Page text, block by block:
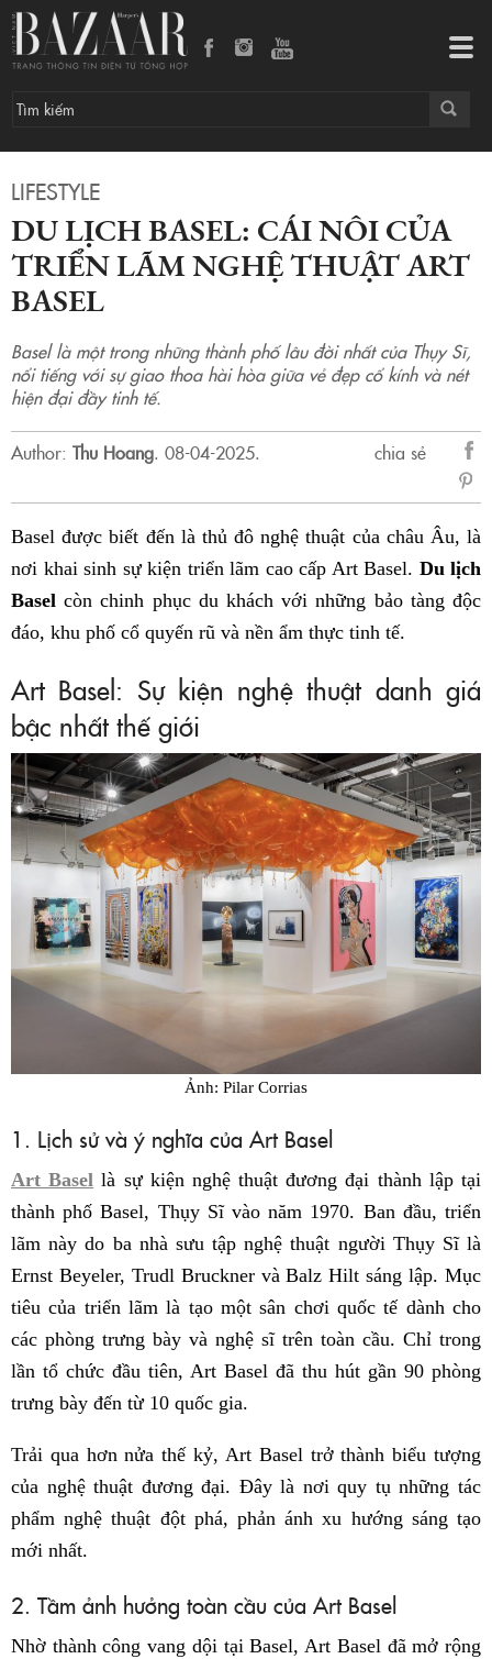
LIFESTYLE
DU LỊCH BASEL: CÁI NÔI CỦA
TRIỂN LÃM NGHỆ THUẬT ART
BASEL
Basel là một trong những thành phố lâu đời nhất của Thụy Sĩ,
nổi tiếng với sự giao thoa hài hòa giữa vẻ đẹp cổ kính và nét
hiện đại đầy tinh tế.
Author: Thu Hoang. 08-04-2025.
chia sẻ
sẻ
Basel được biết đến là thủ đô nghệ thuật của châu Âu, là
nơi khai sinh sự kiện triển lãm cao cấp Art Basel. Du lịch
Basel còn chinh phục du khách với những bảo tàng độc
đáo, khu phố cổ quyến rũ và nền ẩm thực tinh tế.
Art Basel: Sự kiện nghệ thuật danh giá
bậc nhất thế giới
Ảnh: Pilar Corrias
1. Lịch sử và ý nghĩa của Art Basel
Art Basel là sự kiện nghệ thuật đương đại thành lập tại
thành phố Basel, Thụy Sĩ vào năm 1970. Ban đầu, triển
lãm này do ba nhà sưu tập nghệ thuật người Thụy Sĩ là
Ernst Beyeler, Trudl Bruckner và Balz Hilt sáng lập. Mục
tiêu của triển lãm là tạo một sân chơi quốc tế dành cho
các phòng trưng bày và nghệ sĩ trên toàn cầu. Chỉ trong
lần tổ chức đầu tiên, Art Basel đã thu hút gần 90 phòng
trưng bày đến từ 10 quốc gia.
Trải qua hơn nửa thế kỷ, Art Basel trở thành biểu tượng
của nghệ thuật đương đại. Đây là nơi quy tụ những tác
phẩm nghệ thuật đột phá, phản ánh xu hướng sáng tạo
mới nhất.
2. Tầm ảnh hưởng toàn cầu của Art Basel
Nhờ thành công vang dội tại Basel, Art Basel đã mở rộng